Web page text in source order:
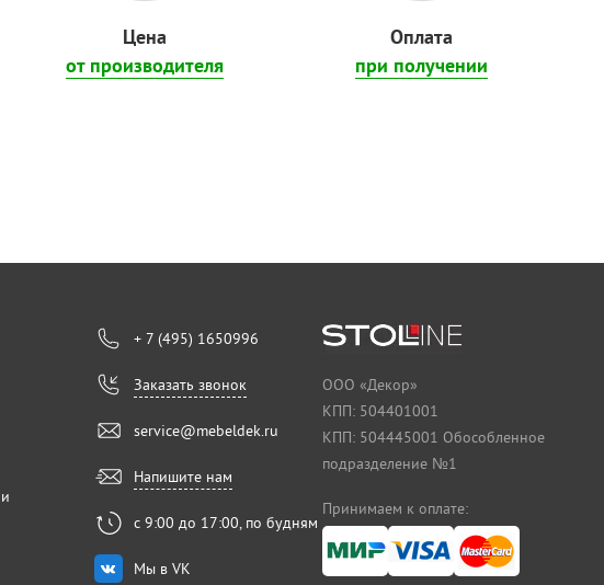
Цена
от производителя
Оплата
при получении
+ 7 (495) 1650996
Заказать звонок
service@mebeldek.ru
Напишите нам
с 9:00 до 17:00, по будням
Мы в VK
ООО «Декор»
КПП: 504401001
КПП: 504445001 Обособленное
подразделение №1
Принимаем к оплате: